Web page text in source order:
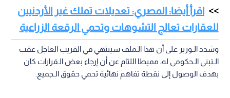
اقرأ أيضا: المصري: تعديلات تملك غير الأردنيين
للعقارات تعالج التشوهات وتحمي الرقعة الزراعية
وشدد الـوزير على أن هذا الـملف سينتهي في القريب العاجل عقب
الـتبني الـحكومي له، مميطا اللثام عن أن إرجاء بعض الـقرارات كان
بهدف الوصول إلى نقطة تفاهم نهائية تحمي حقوق الـجميع.